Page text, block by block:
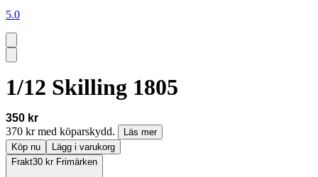
5.0
1/12 Skilling 1805
350 kr
370 kr med köparskydd.
Läs mer
Köp nu
Lägg i varukorg
Frakt30 kr Frimärken